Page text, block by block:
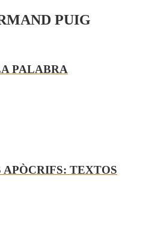
PUIG
PALABRA
TEXTOS